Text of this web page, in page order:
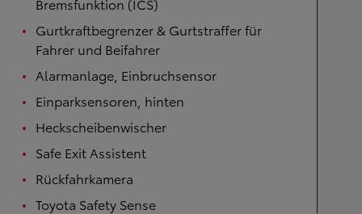
Gurtkraftbegrenzer & Gurtstraffer für
Fahrer und Beifahrer
Alarmanlage, Einbruchsensor
Einparksensoren, hinten
Heckscheibenwischer
Safe Exit Assistent
Rückfahrkamera
Toyota Safety Sense